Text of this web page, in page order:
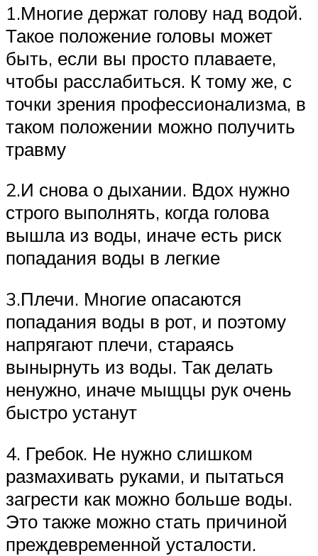
1.Многие держат голову над водой.
Такое положение головы может
быть, если вы просто плаваете,
чтобы расслабиться. К тому же, с
точки зрения профессионализма, в
таком положении можно получить
травму
2.И снова о дыхании. Вдох нужно
строго выполнять, когда голова
вышла из воды, иначе есть риск
попадания воды в легкие
3.Плечи. Многие опасаются
попадания воды в рот, и поэтому
напрягают плечи, стараясь
вынырнуть из воды. Так делать
ненужно, иначе мыщцы рук очень
быстро устанут
4. Гребок. Не нужно слишком
размахивать руками, и пытаться
загрести как можно больше воды.
Это также можно стать причиной
преждевременной усталости.